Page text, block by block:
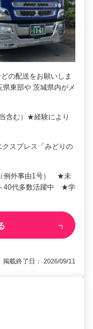
の配送をお願いしま
東部や 茨城県内がメ
含む）★経験により
スプレス「みどりの
例外事由1号） ★未
代多数活躍中 ★学
載終了日： 2026/09/11